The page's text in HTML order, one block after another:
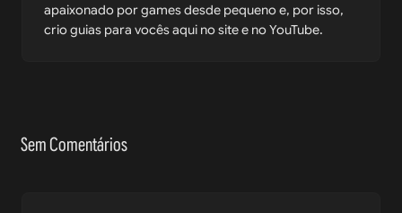
apaixonado por games desde pequeno e, por isso,
crio guias para vocês aqui no site e no YouTube.
Sem Comentários